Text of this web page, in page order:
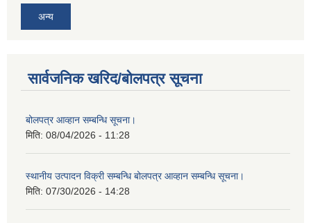
अन्य
सार्वजनिक खरिद/बोलपत्र सूचना
बोलपत्र आव्हान सम्बन्धि सूचना।
मिति: 08/04/2026 - 11:28
स्थानीय उत्पादन विक्री सम्बन्धि बोलपत्र आव्हान सम्बन्धि सूचना।
मिति: 07/30/2026 - 14:28